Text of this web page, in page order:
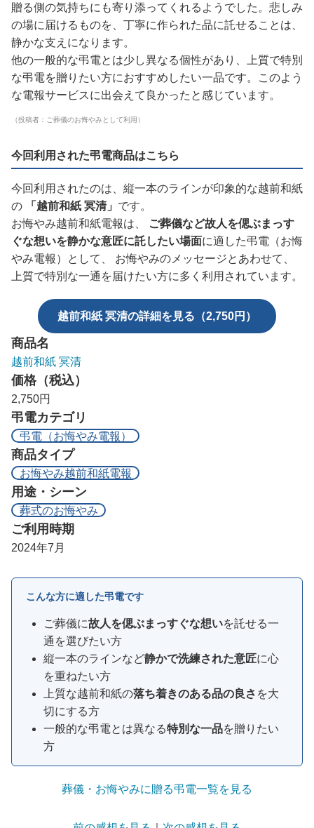
贈る側の気持ちにも寄り添ってくれるようでした。悲しみ
の場に届けるものを、丁寧に作られた品に託せることは、
静かな支えになります。
他の一般的な弔電とは少し異なる個性があり、上質で特別
な弔電を贈りたい方におすすめしたい一品です。このよう
な電報サービスに出会えて良かったと感じています。
（投稿者：ご葬儀のお悔やみとして利用）
今回利用された弔電商品はこちら
今回利用されたのは、縦一本のラインが印象的な越前和紙
の
「越前和紙 冥清」 です。
お悔やみ越前和紙電報は、
ご葬儀など故人を偲ぶまっす
ぐな想いを静かな意匠に託したい場面に適した弔電（お悔
やみ電報）として、 お悔やみのメッセージとあわせて、
上質で特別な一通を届けたい方に多く利用されています。
越前和紙 冥清の詳細を見る（2,750円）
商品名
越前和紙 冥清
価格（税込）
2,750円
弔電カテゴリ
弔電（お悔やみ電報）
商品タイプ
お悔やみ越前和紙電報
用途・シーン
葬式のお悔やみ
ご利用時期
2024年7月
こんな方に適した弔電です
ご葬儀に故人を偲ぶまっすぐな想いを託せる一
通を選びたい方
縦一本のラインなど静かで洗練された意匠に心
を重ねたい方
上質な越前和紙の落ち着きのある品の良さ を大
切にする方
一般的な弔電とは異なる特別な一品を贈りたい
方
葬儀・お悔やみに贈る弔電一覧を見る